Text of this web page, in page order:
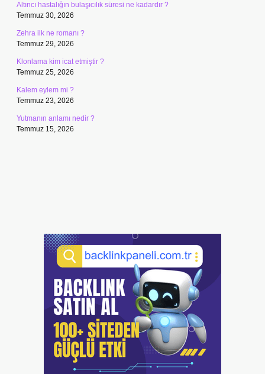
Altıncı hastalığın bulaşıcılık süresi ne kadardır ?
Temmuz 30, 2026
Zehra ilk ne romanı ?
Temmuz 29, 2026
Klonlama kim icat etmiştir ?
Temmuz 25, 2026
Kalem eylem mi ?
Temmuz 23, 2026
Yutmanın anlamı nedir ?
Temmuz 15, 2026